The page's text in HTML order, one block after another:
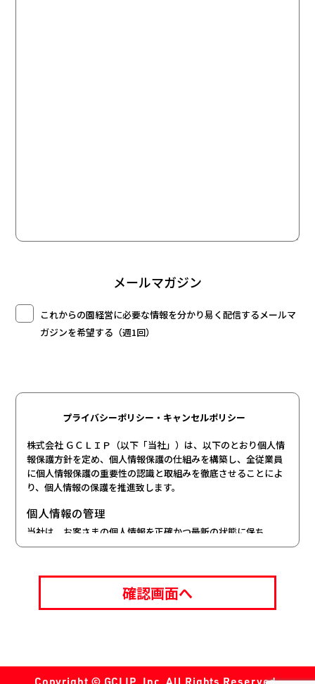
メールマガジン
これからの園経営に必要な情報を分かり易く配信するメールマ
ガジンを希望する（週1回）
プライバシーポリシー・キャンセルポリシー
株式会社 ＧＣＬＩＰ（以下「当社」）は、以下のとおり個人情
報保護方針を定め、個人情報保護の仕組みを構築し、全従業員
に個人情報保護の重要性の認識と取組みを徹底させることによ
り、個人情報の保護を推進致します。
個人情報の管理
当社は、お客さまの個人情報を正確かつ最新の状態に保ち、
個人情報への不正アクセス・紛失・破損・改ざん・漏洩など
整備・社員教育の徹底等の必要な措置を講じ、安全対策を実
施し個人情報の厳重な管理を行ないます。
料のご送付に利用いたします。
Copyright © GCLIP, Inc. All Rights Reserved.